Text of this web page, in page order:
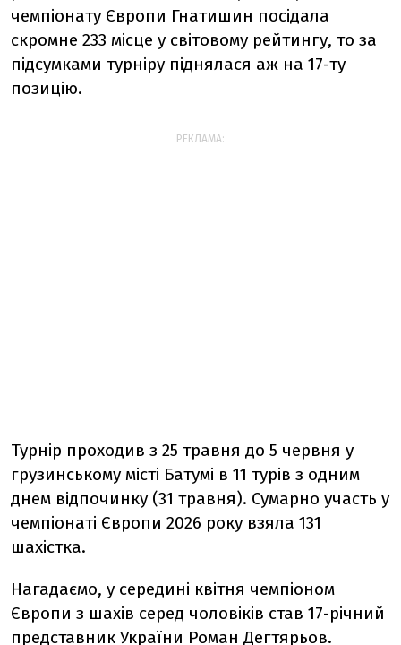
чемпіонату Європи Гнатишин посідала
скромне 233 місце у світовому рейтингу, то за
підсумками турніру піднялася аж на 17-ту
позицію.
РЕКЛАМА:
Турнір проходив з 25 травня до 5 червня у
грузинському місті Батумі в 11 турів з одним
днем відпочинку (31 травня). Сумарно участь у
чемпіонаті Європи 2026 року взяла 131
шахістка.
Нагадаємо, у середині квітня чемпіоном
Європи з шахів серед чоловіків став 17-річний
представник України Роман Дегтярьов.